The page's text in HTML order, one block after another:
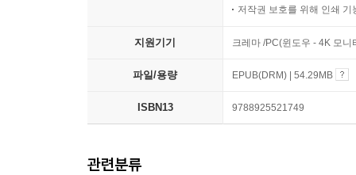
저작권 보호를 위해 인쇄 기
지원기기 크레마 /PC(윈도우 - 4K 모
파일/용량 EPUB(DRM) | 54.29MB
ISBN13 9788925521749
관련분류